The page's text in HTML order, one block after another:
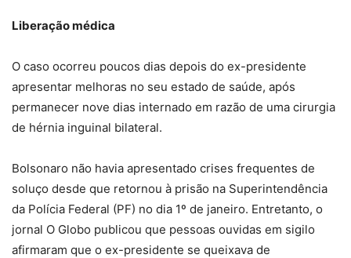
Liberação médica
O caso ocorreu poucos dias depois do ex-presidente
apresentar melhoras no seu estado de saúde, após
permanecer nove dias internado em razão de uma cirurgia
de hérnia inguinal bilateral.
Bolsonaro não havia apresentado crises frequentes de
soluço desde que retornou à prisão na Superintendência
da Polícia Federal (PF) no dia 1º de janeiro. Entretanto, o
jornal O Globo publicou que pessoas ouvidas em sigilo
afirmaram que o ex-presidente se queixava de